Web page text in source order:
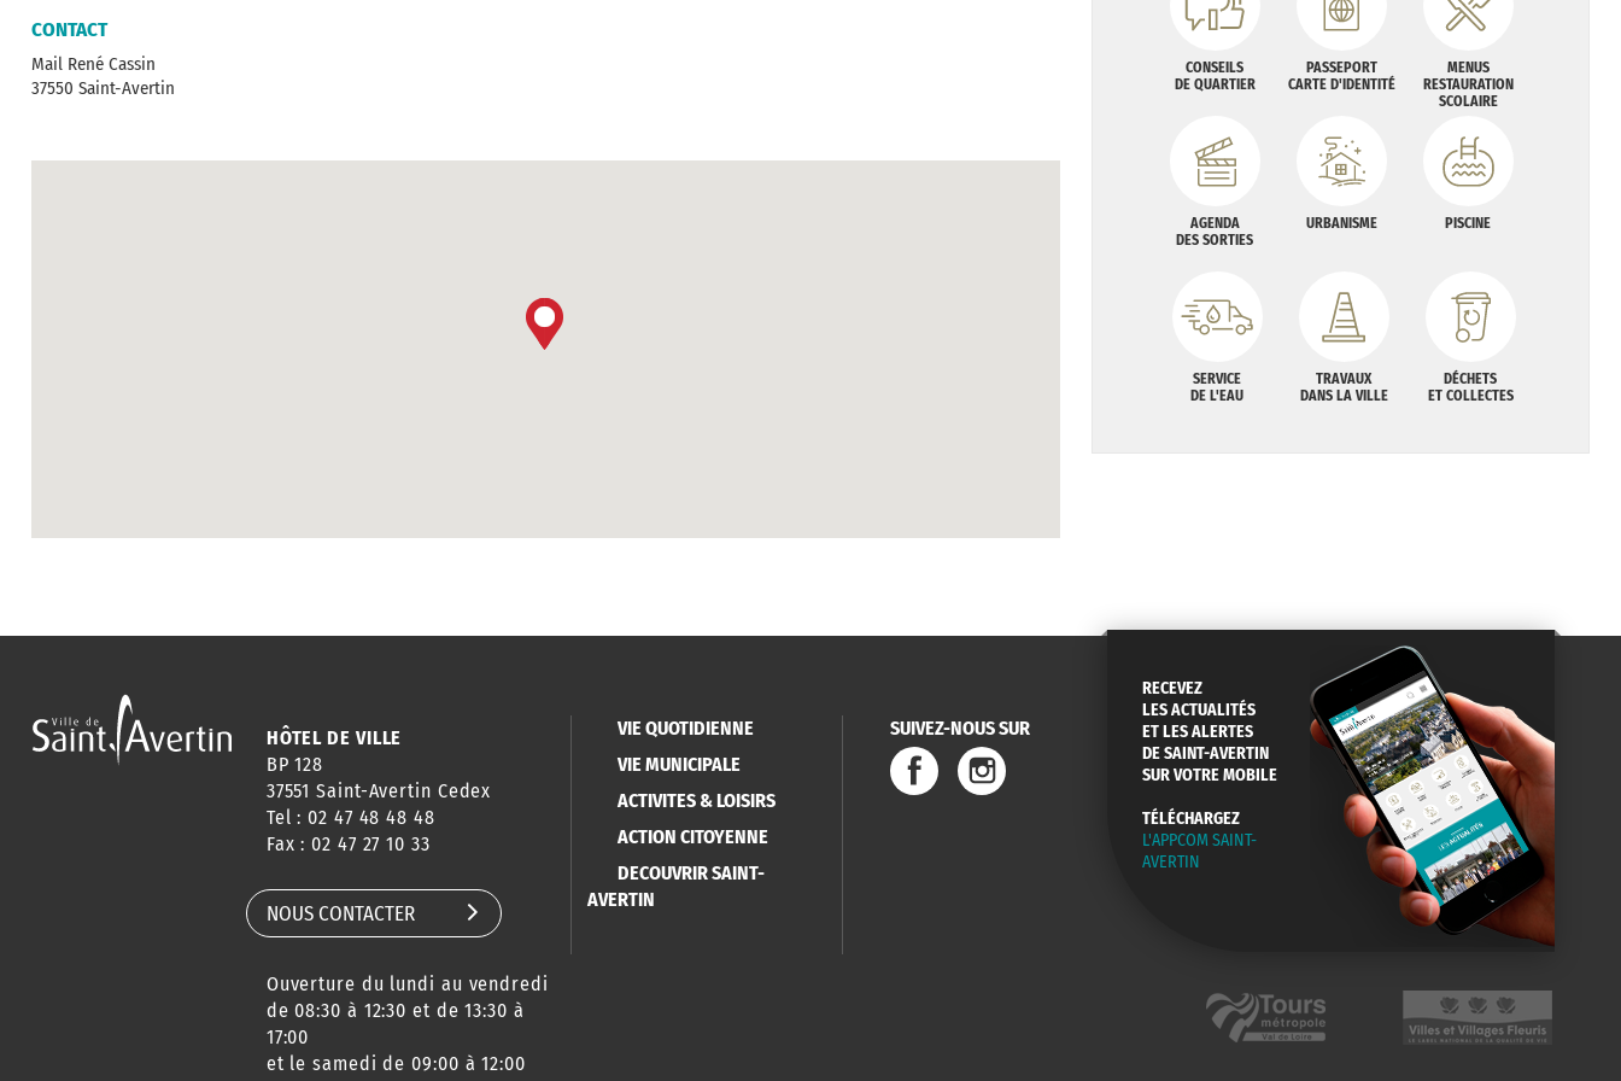
CONTACT
Mail René Cassin
37550 Saint-Avertin
CONSEILS
DE QUARTIER
PASSEPORT
CARTE D'IDENTITÉ
MENUS
RESTAURATION
SCOLAIRE
AGENDA
DES SORTIES
URBANISME PISCINE
SERVICE
DE L'EAU
TRAVAUX
DANS LA VILLE
DÉCHETS
ET COLLECTES
HÔTEL DE VILLE
BP 128
37551 Saint-Avertin Cedex
Tel : 02 47 48 48 48
Fax : 02 47 27 10 33
NOUS CONTACTER
Ouverture du lundi au vendredi
de 08:30 à 12:30 et de 13:30 à
17:00
et le samedi de 09:00 à 12:00
VIE QUOTIDIENNE
VIE MUNICIPALE
ACTIVITES & LOISIRS
ACTION CITOYENNE
DECOUVRIR SAINT-
AVERTIN
SUIVEZ-NOUS SUR
RECEVEZ
LES ACTUALITÉS
ET LES ALERTES
DE SAINT-AVERTIN
SUR VOTRE MOBILE
TÉLÉCHARGEZ
L'APPCOM SAINT-
AVERTIN